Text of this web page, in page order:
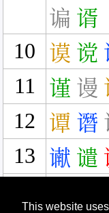
This website
谝 谞
10
谟 谠
11
谨 谩
12
谭 谮
13
谳 谴